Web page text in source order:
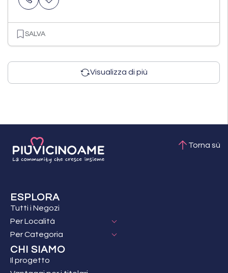
SALVA
Visualizza di più
Torna sù
ESPLORA
Tutti i Negozi
Per Località
Per Categoria
CHI SIAMO
Il progetto